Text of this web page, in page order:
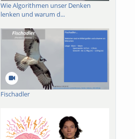
Wie Algorithmen unser Denken
lenken und warum d...
Fischadler